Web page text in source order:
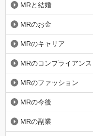
MRと結婚
MRのお金
MRのキャリア
MRのコンプライアンス
MRのファッション
MRの今後
MRの副業